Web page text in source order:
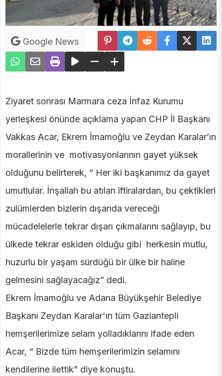
Google News
Ziyaret sonrası Marmara ceza İnfaz Kurumu
yerleşkesi önünde açıklama yapan CHP İl Başkanı
Vakkas Acar, Ekrem İmamoğlu ve Zeydan Karalar’ın
morallerinin ve motivasyonlarının gayet yüksek
olduğunu belirterek, “ Her iki başkanımız da gayet
umutlular. İnşallah bu atılan iftiralardan, bu çektikleri
zulümlerden bizlerin dışarıda vereceği
mücadelelerle tekrar dışarı çıkmalarını sağlayıp, bu
ülkede tekrar eskiden olduğu gibi herkesin mutlu,
huzurlu bir yaşam sürdüğü bir ülke bir haline
gelmesini sağlayacağız” dedi.
Ekrem İmamoğlu ve Adana Büyükşehir Belediye
Başkanı Zeydan Karalar'ın tüm Gaziantepli
hemşerilerimize selam yolladıklarını ifade eden
Acar, “ Bizde tüm hemşerilerimizin selamını
kendilerine ilettik” diye konuştu.